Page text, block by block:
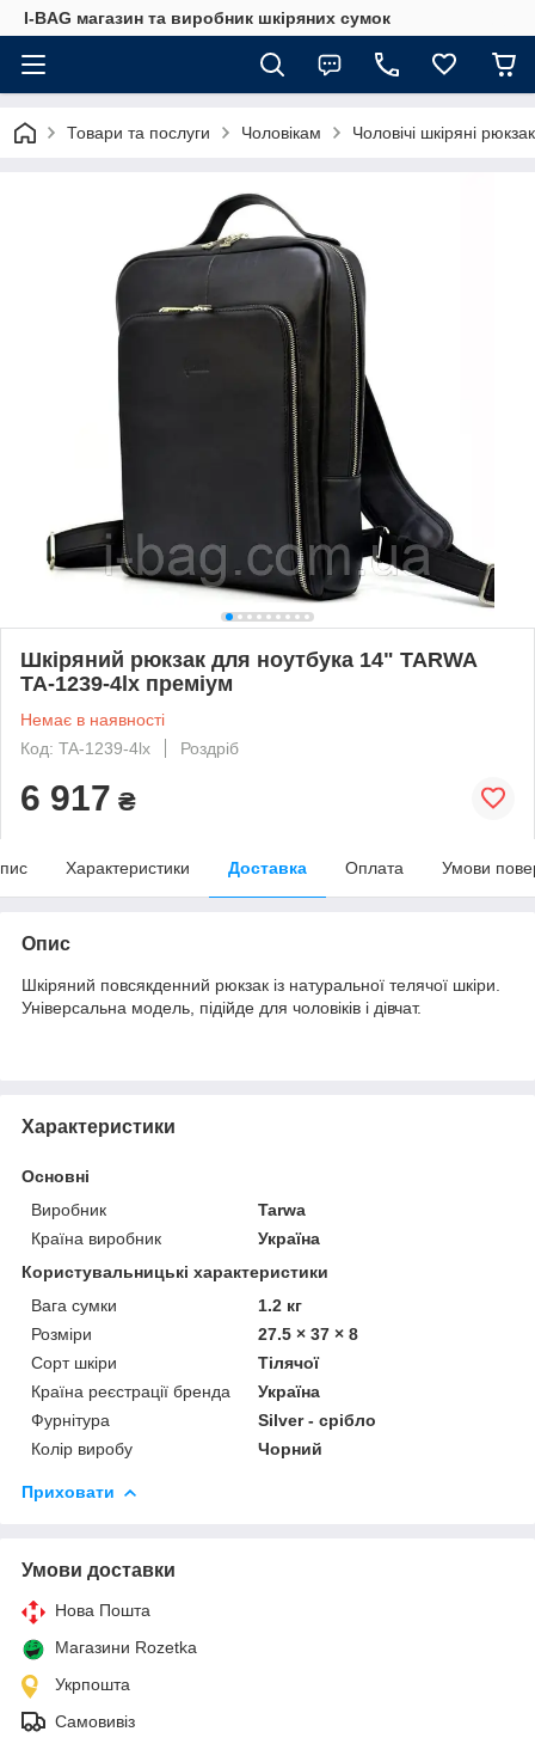
I-BAG магазин та виробник шкіряних сумок
Товари та послуги Чоловікам Чоловічі шкіряні
Шкіряний рюкзак для ноутбука 14" TARWA
TA-1239-4lx преміум
Немає в наявності
Код: TA-1239-4lx
Роздріб
6 917 ₴
Характеристики Доставка Оплата Умови
Опис
Шкіряний повсякденний рюкзак із натуральної телячої шкіри.
Універсальна модель, підійде для чоловіків і дівчат.
Характеристики
Основні
Виробник
Tarwa
Країна виробник
Україна
Користувальницькі характеристики
Вага сумки
1.2 кг
Розміри
27.5 × 37 × 8
Сорт шкіри
Тілячої
Країна реєстрації бренда
Україна
Фурнітура
Silver - срібло
Колір виробу
Чорний
Приховати
Умови доставки
Нова Пошта
Магазини Rozetka
Укрпошта
Самовивіз